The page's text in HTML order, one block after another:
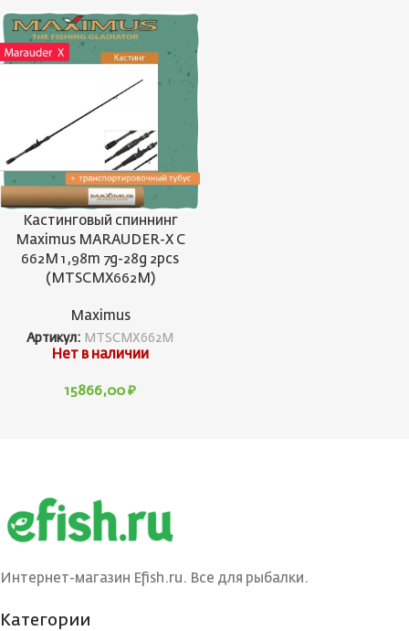
Кастинговый спиннинг
Maximus MARAUDER-X С
662M 1,98m 7g-28g 2pcs
(MTSCMX662M)
Maximus
Артикул: MTSCMX662M
Нет в наличии
15866,00 ₽
Интернет-магазин Efish.ru. Все для рыбалки.
Категории